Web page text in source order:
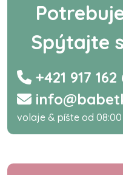
Spýtajte
+421 917 162
volaje & píšte od 08:00